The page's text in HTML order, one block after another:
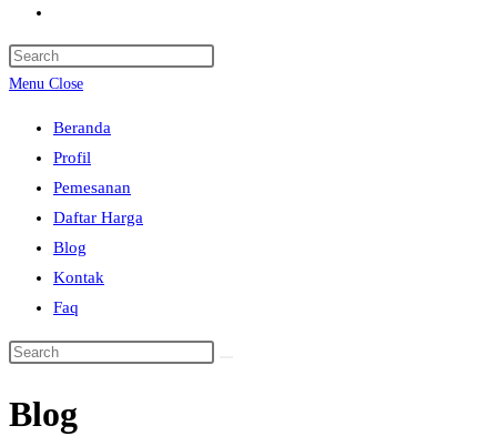
search
Menu Close
Beranda
Profil
Pemesanan
Daftar Harga
Blog
Kontak
Faq
Search
website
Blog